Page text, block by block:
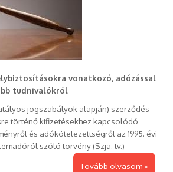
vonatkozó, adózással
tudnivalókról
jogszabályok alapján) szerződés
történő kifizetésekhez kapcsolódó
és adókötelezettségről az 1995. évi
szóló törvény (Szja. tv.)
Tovább olvasom »